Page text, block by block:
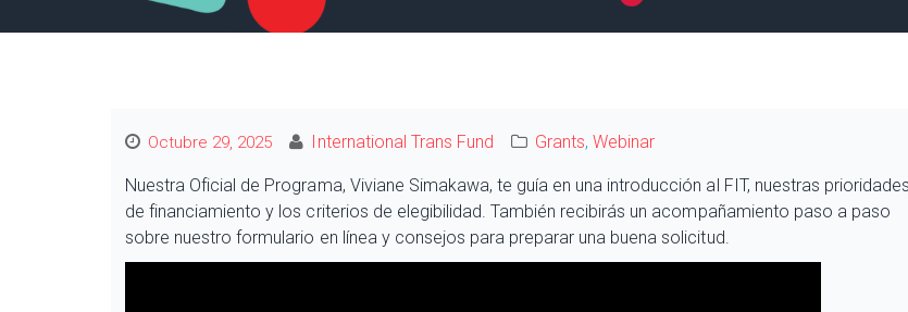
Octubre 29, 2025 International Trans Fund Grants,Webinar
Nuestra Oficial de Programa, Viviane Simakawa, te guía en una introducción al FIT, nuestras prioridades
de financiamiento y los criterios de elegibilidad. También recibirás un acompañamiento paso a paso
sobre nuestro formulario en línea y consejos para preparar una buena solicitud.